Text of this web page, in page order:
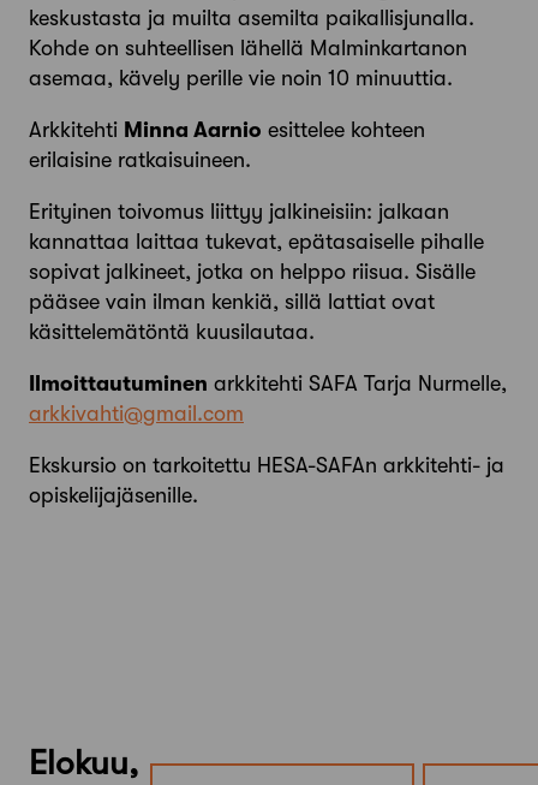
keskustasta ja muilta asemilta paikallisjunalla.
Kohde on suhteellisen lähellä Malminkartanon
asemaa, kävely perille vie noin 10 minuuttia.
Arkkitehti Minna Aarnio esittelee kohteen
erilaisine ratkaisuineen.
Erityinen toivomus liittyy jalkineisiin: jalkaan
kannattaa laittaa tukevat, epätasaiselle pihalle
sopivat jalkineet, jotka on helppo riisua. Sisälle
pääsee vain ilman kenkiä, sillä lattiat ovat
käsittelemätöntä kuusilautaa.
Ilmoittautuminen arkkitehti SAFA Tarja Nurmelle,
arkkivahti@gmail.com
Ekskursio on tarkoitettu HESA-SAFAn arkkitehti- ja
opiskelijajäsenille.
Elokuu,